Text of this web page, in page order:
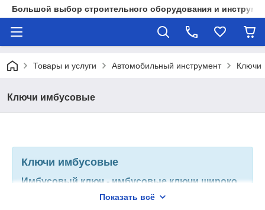
Большой выбор строительного оборудования и
Товары и услуги Автомобильный инструмент Ключи
Ключи имбусовые
Ключи имбусовые
Имбусовый ключ- имбусовые ключи широко
велосипедов, автомобилей и прочих
Показать всё